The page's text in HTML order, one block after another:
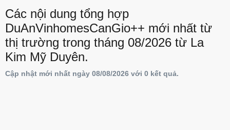
Các nội dung tổng hợp
DuAnVinhomesCanGio++ mới nhất từ
thị trường trong tháng 08/2026 từ La
Kim Mỹ Duyên.
Cập nhật mới nhất ngày 08/08/2026 với 0 kết quả.